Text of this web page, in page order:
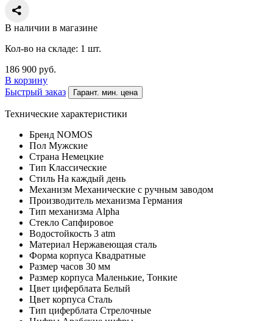
В наличии в магазине
Кол-во на складе: 1 шт.
186 900 руб.
В корзину
Быстрый заказ
Гарант. мин. цена
Технические характеристики
Бренд NOMOS
Пол Мужские
Страна Немецкие
Тип Классические
Стиль На каждый день
Механизм Механические с ручным заводом
Производитель механизма Германия
Тип механизма Alpha
Стекло Сапфировое
Водостойкость 3 atm
Материал Нержавеющая сталь
Форма корпуса Квадратные
Размер часов 30 мм
Размер корпуса Маленькие, Тонкие
Цвет циферблата Белый
Цвет корпуса Сталь
Тип циферблата Стрелочные